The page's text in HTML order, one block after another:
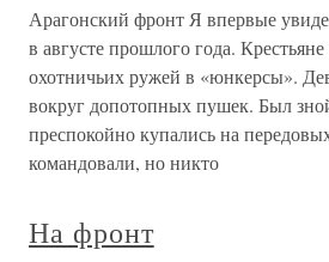
Арагонский фронт Я впервые
в августе прошлого года. Крестьяне
охотничьих ружей в «юнкерсы».
вокруг допотопных пушек. Был
преспокойно купались на
командовали, но никто
На фронт